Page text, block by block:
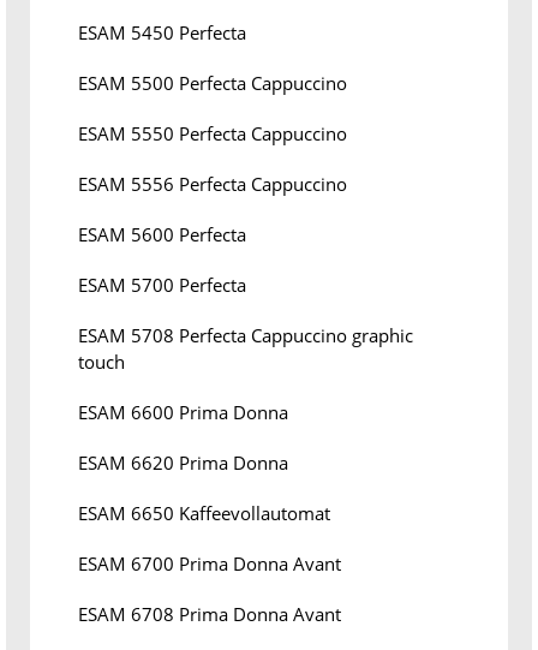
ESAM 5450 Perfecta
ESAM 5500 Perfecta Cappuccino
ESAM 5550 Perfecta Cappuccino
ESAM 5556 Perfecta Cappuccino
ESAM 5600 Perfecta
ESAM 5700 Perfecta
ESAM 5708 Perfecta Cappuccino graphic
touch
ESAM 6600 Prima Donna
ESAM 6620 Prima Donna
ESAM 6650 Kaffeevollautomat
ESAM 6700 Prima Donna Avant
ESAM 6708 Prima Donna Avant